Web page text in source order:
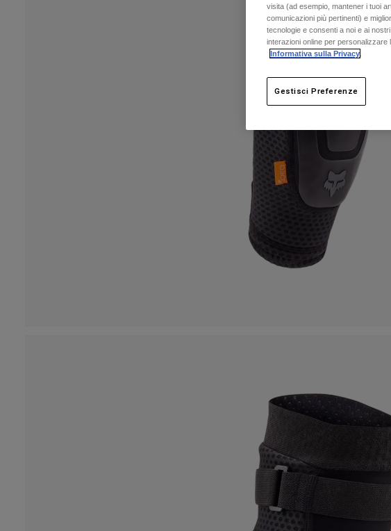
visita (ad esempio, mantener i tuoi
comunicazioni più pertinenti) e
tecnologie e consenti a noi e ai
interazioni online per personalizzare
Informativa sulla Privacy
Gestisci Preferenze